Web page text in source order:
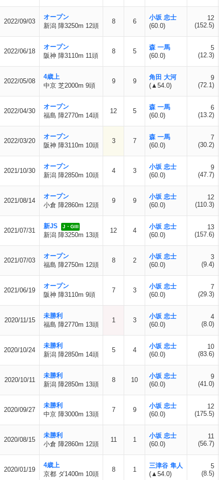
2022/09/03
オープン
新潟 障3250m 12頭
8 6
小坂 忠士
(60.0)
12
(152.5)
2022/06/18
オープン
阪神 障3110m 11頭
8 5
森 一馬
(60.0)
5
(12.3)
2022/05/08
4歳上
中京 芝2000m 9頭
9 9
角田 大河
(▲54.0)
9
(72.1)
2022/04/30
オープン
福島 障2770m 14頭
12 5
森 一馬
(60.0)
6
(13.2)
2022/03/20
オープン
阪神 障3110m 10頭
3 7
森 一馬
(60.0)
7
(30.2)
2021/10/30
オープン
新潟 障2850m 10頭
4 3
小坂 忠士
(60.0)
9
(47.7)
2021/08/14
オープン
小倉 障2860m 12頭
9 9
小坂 忠士
(60.0)
12
(110.3)
2021/07/31
新JS J・GIII
新潟 障3250m 13頭
12 4
小坂 忠士
(60.0)
13
(157.6)
2021/07/03
オープン
福島 障2750m 12頭
8 2
小坂 忠士
(60.0)
3
(9.4)
2021/06/19
オープン
阪神 障3110m 9頭
7 3
小坂 忠士
(60.0)
7
(29.3)
2020/11/15
未勝利
福島 障2770m 13頭
1 3
小坂 忠士
(60.0)
4
(8.0)
2020/10/24
未勝利
新潟 障2850m 14頭
5 4
小坂 忠士
(60.0)
10
(83.6)
2020/10/11
未勝利
新潟 障2850m 13頭
8 10
小坂 忠士
(60.0)
9
(41.0)
2020/09/27
未勝利
中京 障3000m 13頭
7 9
小坂 忠士
(60.0)
12
(175.5)
2020/08/15
未勝利
小倉 障2860m 12頭
11 1
小坂 忠士
(60.0)
11
(56.7)
2020/01/19
4歳上
京都 ダ1400m 10頭
8 1
三津谷 隼人
(▲54.0)
5
(8.5)